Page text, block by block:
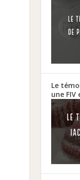
Le
une